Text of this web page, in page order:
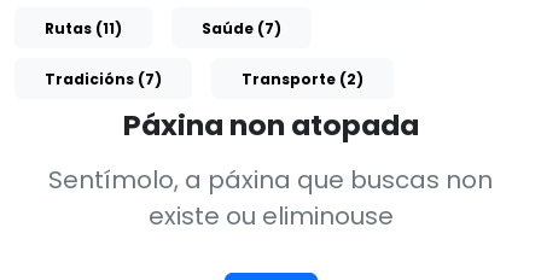
Rutas (11) Saúde (7)
Tradicións (7) Transporte (2)
Páxina non atopada
Sentímolo, a páxina que buscas non
existe ou eliminouse